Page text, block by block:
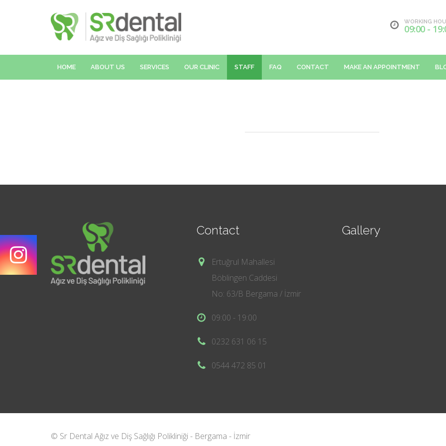
WORKING
09:00 -
HOME ABOUT US SERVICES OUR CLINIC STAFF FAQ CONTACT MAKE AN APPOINTMENT
Contact
Ertuğrul Mahallesi
Böblingen Caddesi
No: 63/B Bergama / İzmir
09:00 - 19:00
0232 631 06 15
0544 472 85 01
Gallery
© Sr Dental Ağız ve Diş Sağlığı Polikliniği - Bergama - İzmir